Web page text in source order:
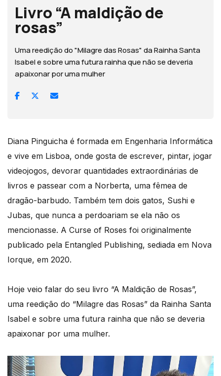
Livro “A maldição de
rosas”
Uma reedição do "Milagre das Rosas" da Rainha Santa
Isabel e sobre uma futura rainha que não se deveria
apaixonar por uma mulher
Diana Pinguicha é formada em Engenharia Informática
e vive em Lisboa, onde gosta de escrever, pintar, jogar
videojogos, devorar quantidades extraordinárias de
livros e passear com a Norberta, uma fêmea de
dragão-barbudo. Também tem dois gatos, Sushi e
Jubas, que nunca a perdoariam se ela não os
mencionasse. A Curse of Roses foi originalmente
publicado pela Entangled Publishing, sediada em Nova
Iorque, em 2020.
Hoje veio falar do seu livro “A Maldição de Rosas”,
uma reedição do “Milagre das Rosas” da Rainha Santa
Isabel e sobre uma futura rainha que não se deveria
apaixonar por uma mulher.